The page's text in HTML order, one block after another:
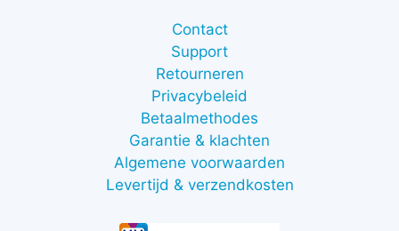
Contact
Support
Retourneren
Privacybeleid
Betaalmethodes
Garantie & klachten
Algemene voorwaarden
Levertijd & verzendkosten